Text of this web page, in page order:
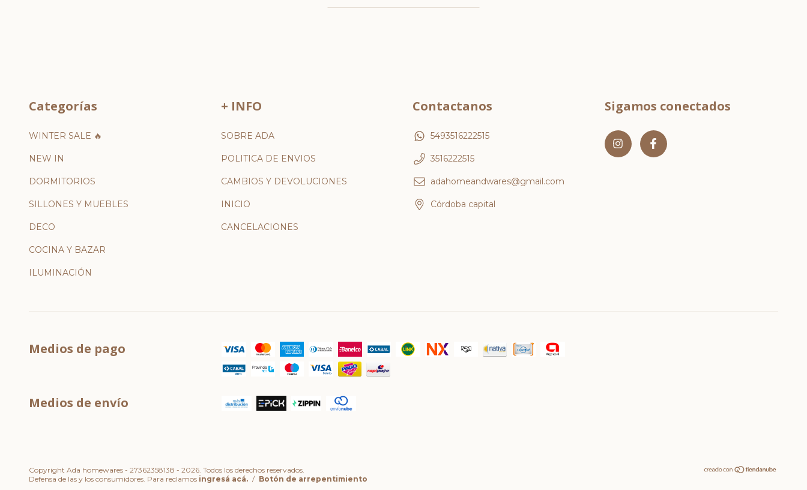
Categorías
WINTER SALE 🔥
NEW IN
DORMITORIOS
SILLONES Y MUEBLES
DECO
COCINA Y BAZAR
ILUMINACIÓN
+ INFO
SOBRE ADA
POLITICA DE ENVIOS
CAMBIOS Y DEVOLUCIONES
INICIO
CANCELACIONES
Contactanos
5493516222515
3516222515
adahomeandwares@gmail.com
Córdoba capital
Sigamos conectados
Medios de pago
Medios de envío
Copyright Ada homewares - 27362358138 - 2026. Todos los derechos reservados.
Defensa de las y los consumidores. Para reclamos ingresá acá. / Botón de arrepentimiento